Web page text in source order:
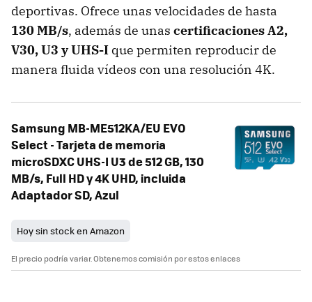
deportivas. Ofrece unas velocidades de hasta
130 MB/s, además de unas certificaciones A2,
V30, U3 y UHS-I que permiten reproducir de
manera fluida vídeos con una resolución 4K.
Samsung MB-ME512KA/EU EVO
Select - Tarjeta de memoria
microSDXC UHS-I U3 de 512 GB, 130
MB/s, Full HD y 4K UHD, incluida
Adaptador SD, Azul
Hoy sin stock en Amazon
El precio podría variar. Obtenemos comisión por estos enlaces